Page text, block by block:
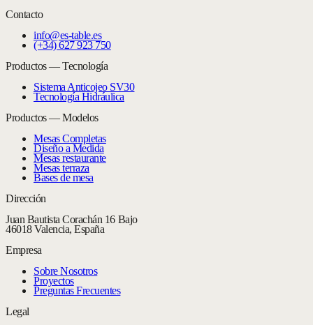
Contacto
info@es-table.es
(+34) 627 923 750
Productos — Tecnología
Sistema Anticojeo SV30
Tecnología Hidráulica
Productos — Modelos
Mesas Completas
Diseño a Medida
Mesas restaurante
Mesas terraza
Bases de mesa
Dirección
Juan Bautista Corachán 16 Bajo
46018 Valencia, España
Empresa
Sobre Nosotros
Proyectos
Preguntas Frecuentes
Legal